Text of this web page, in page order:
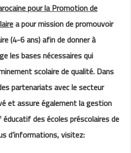
pour la Promotion de
a pour mission de promouvoir
(4-6 ans) afin de donner à
les bases nécessaires qui
scolaire de qualité. Dans
partenariats avec le secteur
et assure également la gestion
des écoles préscolaires de
d’informations, visitez: